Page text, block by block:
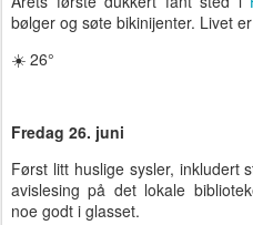
bølger og søte bikinijenter. Livet
☀️ 26°
Fredag 26. juni
Først litt huslige sysler, inkludert
avislesing på det lokale
noe godt i glasset.